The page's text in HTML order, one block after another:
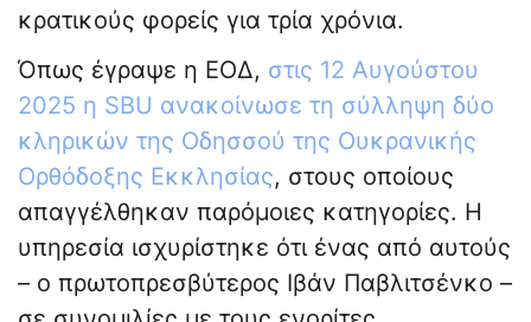
κρατικούς φορείς για τρία χρόνια.
Όπως έγραψε η ΕΟΔ, στις 12 Αυγούστου
2025 η SBU ανακοίνωσε τη σύλληψη δύο
κληρικών της Οδησσού της Ουκρανικής
Ορθόδοξης Εκκλησίας, στους οποίους
απαγγέλθηκαν παρόμοιες κατηγορίες. Η
υπηρεσία ισχυρίστηκε ότι ένας από αυτούς
– ο πρωτοπρεσβύτερος Ιβάν Παβλιτσένκο –